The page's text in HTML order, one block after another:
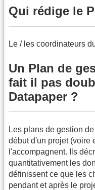
Qui rédige le
Le / les coordinateurs
Un Plan de
fait il pas
Datapaper ?
Les plans de gestion
début d'un projet (voire
l'accompagnent. Ils
quantitativement les
définissent ce que les
pendant et après le